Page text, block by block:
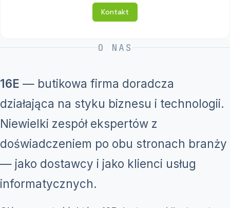
Kontakt
O NAS
16E — butikowa firma doradcza
działająca na styku biznesu i technologii.
Niewielki zespół ekspertów z
doświadczeniem po obu stronach branży
— jako dostawcy i jako klienci usług
informatycznych.